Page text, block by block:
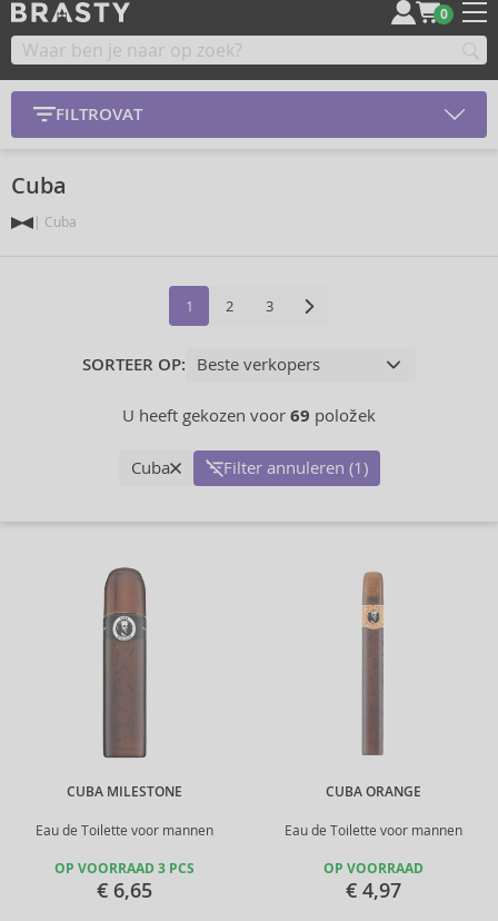
0
FILTROVAT
Cuba
Cuba
1 2 3
SORTEER OP:
U heeft gekozen voor 69 položek
Cuba Filter annuleren (1)
CUBA MILESTONE
Eau de Toilette voor mannen
OP VOORRAAD 3 PCS
€ 6,65
CUBA ORANGE
Eau de Toilette voor mannen
OP VOORRAAD
€ 4,97